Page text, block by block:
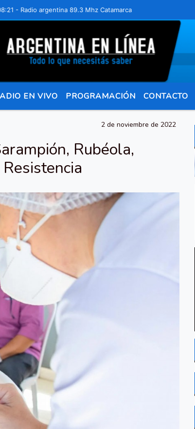
argentina 89.3 Mhz Catamarca 436 Resistencia Chaco
EN VIVO PROGRAMACIÓN CONTACTO
2 de noviembre de 2022
Rubéola,